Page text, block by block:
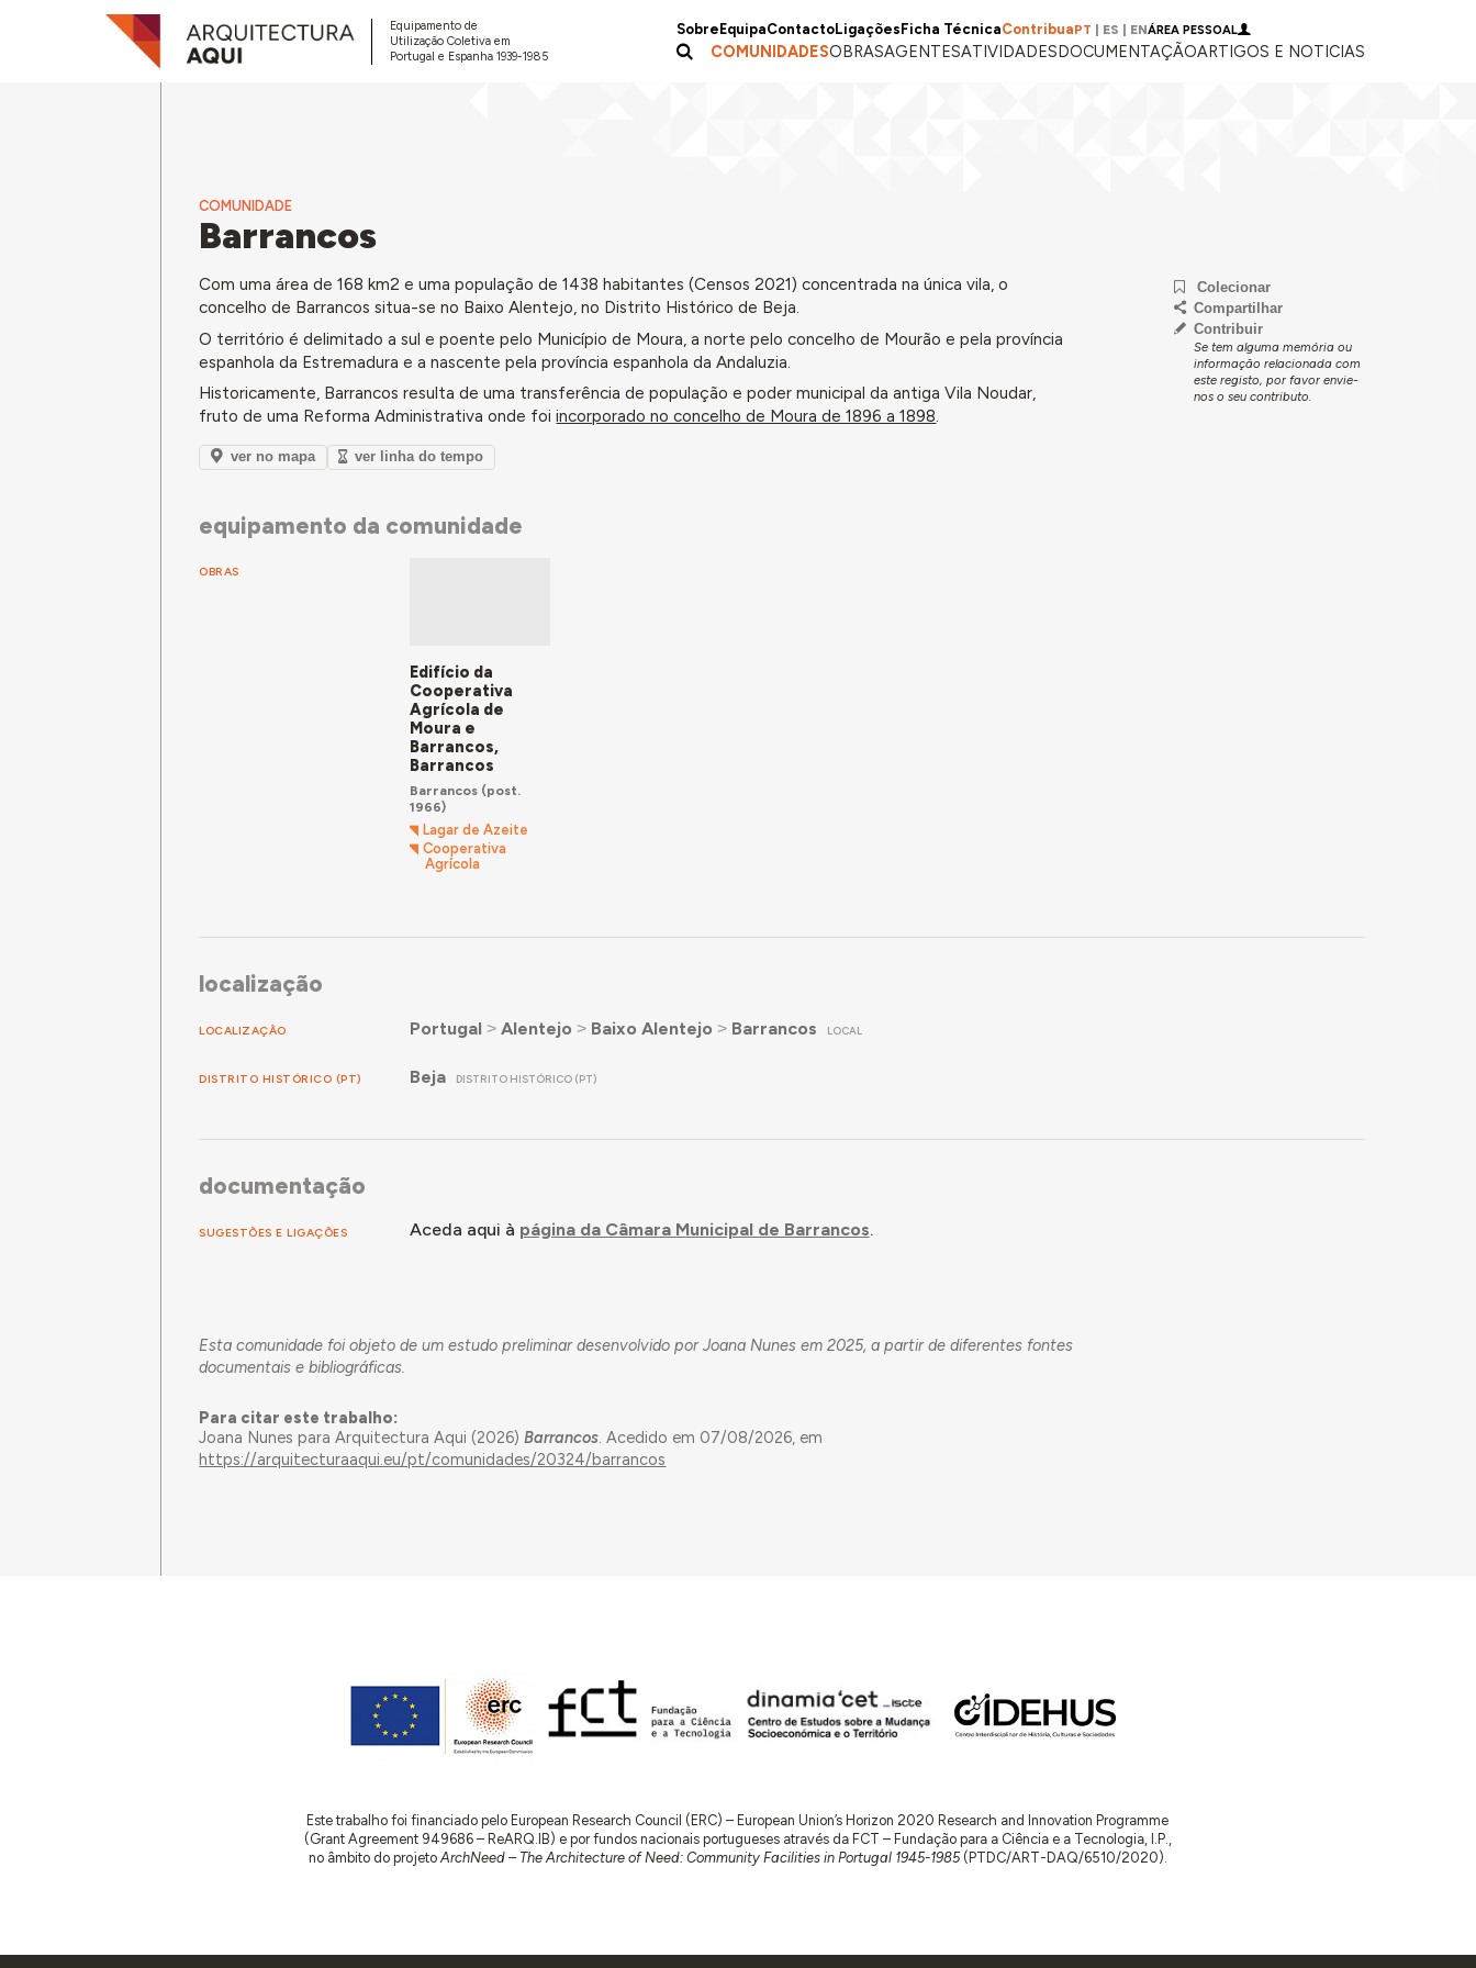
Equipamento de
Utilização Coletiva em
Portugal e Espanha 1939-1985
Sobre EquipaContactoLigações Ficha TécnicaContribuaPT ES ENÁREA PESSOAL
COMUNIDADESOBRASAGENTESATIVIDADESDOCUMENTAÇÃOARTIGOS E NOTICIAS
COMUNIDADE
Barrancos
Com uma área de 168 km2 e uma população de 1438 habitantes (Censos 2021) concentrada na única vila, o
concelho de Barrancos situa-se no Baixo Alentejo, no Distrito Histórico de Beja.
O território é delimitado a sul e poente pelo Município de Moura, a norte pelo concelho de Mourão e pela província
espanhola da Estremadura e a nascente pela província espanhola da Andaluzia.
Historicamente, Barrancos resulta de uma transferência de população e poder municipal da antiga Vila Noudar,
fruto de uma Reforma Administrativa onde foiincorporado no concelho de Moura de 1896 a 1898.
ver no mapa ver linha do tempo
Colecionar
Compartilhar
Contribuir
Se tem alguma memória ou
informação relacionada com
este registo, por favor envie-
nos o seu contributo.
equipamento da comunidade
OBRAS
Edifício da
Cooperativa
Agrícola de
Moura e
Barrancos,
Barrancos
Barrancos(post.
1966)
Lagar de Azeite
Cooperativa
Agrícola
localização
LOCALIZAÇÃO Portugal ˃ Alentejo ˃ Baixo Alentejo ˃ Barrancos LOCAL
DISTRITO HISTÓRICO (PT) Beja DISTRITO HISTÓRICO (PT)
documentação
SUGESTÕES E LIGAÇÕES Aceda aqui à página da Câmara Municipal de Barrancos.
Esta comunidade foi objeto de um estudo preliminar desenvolvido por Joana Nunes em 2025, a partir de diferentes fontes
documentais e bibliográficas.
Para citar este trabalho:
Joana Nunes para Arquitectura Aqui (2026)Barrancos. Acedido em 07/08/2026, em
https://arquitecturaaqui.eu/pt/comunidades/20324/barrancos
Este trabalho foi financiado pelo European Research Council (ERC) – European Union’s Horizon 2020 Research and Innovation Programme
(Grant Agreement 949686 – ReARQ.IB) e por fundos nacionais portugueses através da FCT – Fundação para a Ciência e a Tecnologia, I.P.,
no âmbito do projeto ArchNeed – The Architecture of Need: Community Facilities in Portugal 1945-1985(PTDC/ART-DAQ/6510/2020).